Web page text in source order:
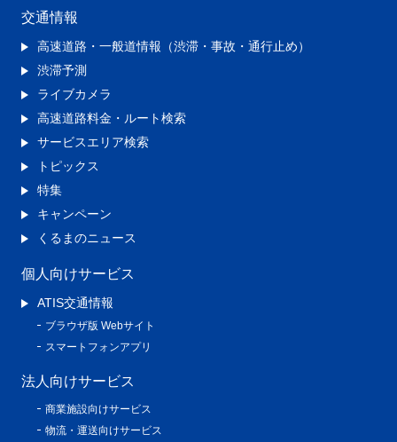
交通情報
高速道路・一般道情報（渋滞・事故・通行止め）
渋滞予測
ライブカメラ
高速道路料金・ルート検索
サービスエリア検索
トピックス
特集
キャンペーン
くるまのニュース
個人向けサービス
ATIS交通情報
ブラウザ版 Webサイト
スマートフォンアプリ
法人向けサービス
商業施設向けサービス
物流・運送向けサービス